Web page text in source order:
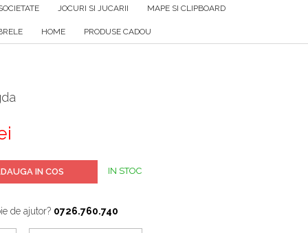
JOCURI SI JUCARII MAPE SI CLIPBOARD
HOME PRODUSE CADOU
IN COS IN STOC
de ajutor? 0726.760.740